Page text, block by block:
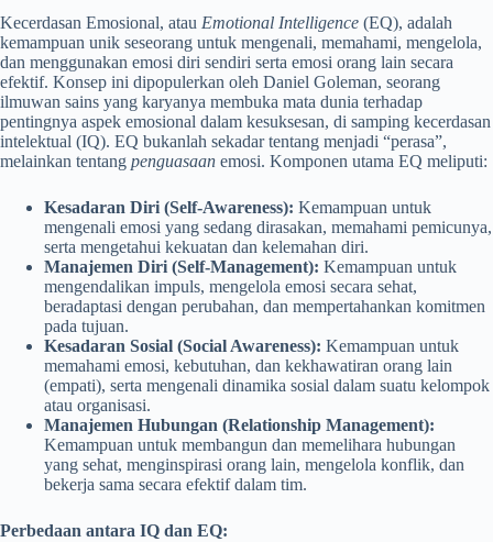
Kecerdasan Emosional, atau Emotional Intelligence (EQ), adalah
kemampuan unik seseorang untuk mengenali, memahami, mengelola,
dan menggunakan emosi diri sendiri serta emosi orang lain secara
efektif. Konsep ini dipopulerkan oleh Daniel Goleman, seorang
ilmuwan sains yang karyanya membuka mata dunia terhadap
pentingnya aspek emosional dalam kesuksesan, di samping kecerdasan
intelektual (IQ). EQ bukanlah sekadar tentang menjadi “perasa”,
melainkan tentang penguasaan emosi. Komponen utama EQ meliputi:
Kesadaran Diri (Self-Awareness): Kemampuan untuk
mengenali emosi yang sedang dirasakan, memahami pemicunya,
serta mengetahui kekuatan dan kelemahan diri.
Manajemen Diri (Self-Management): Kemampuan untuk
mengendalikan impuls, mengelola emosi secara sehat,
beradaptasi dengan perubahan, dan mempertahankan komitmen
pada tujuan.
Kesadaran Sosial (Social Awareness): Kemampuan untuk
memahami emosi, kebutuhan, dan kekhawatiran orang lain
(empati), serta mengenali dinamika sosial dalam suatu kelompok
atau organisasi.
Manajemen Hubungan (Relationship Management):
Kemampuan untuk membangun dan memelihara hubungan
yang sehat, menginspirasi orang lain, mengelola konflik, dan
bekerja sama secara efektif dalam tim.
Perbedaan antara IQ dan EQ: